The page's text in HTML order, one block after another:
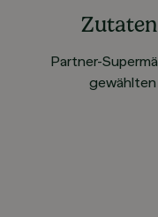
Partner-